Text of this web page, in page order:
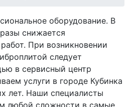
оборудование. В
снижается
При возникновении
следует
в сервисный центр
услуги в городе Кубинка
лет. Наши специалисты
любой сложности в самые